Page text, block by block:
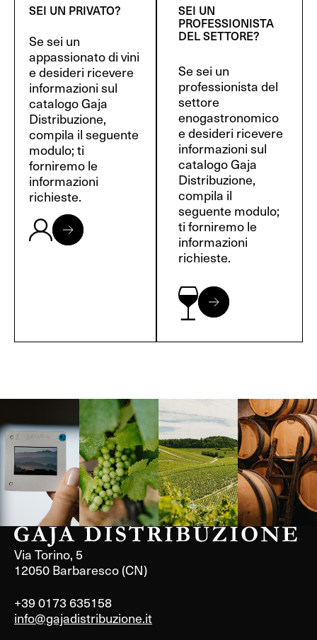
SEI UN PRIVATO?
Se sei un
appassionato di vini
e desideri ricevere
informazioni sul
catalogo Gaja
Distribuzione,
compila il seguente
modulo; ti
forniremo le
informazioni
richieste.
SEI UN
PROFESSIONISTA
DEL SETTORE?
Se sei un
professionista del
settore
enogastronomico
e desideri ricevere
informazioni sul
catalogo Gaja
Distribuzione,
compila il
seguente modulo;
ti forniremo le
informazioni
richieste.
Borgogna,
Francia
Borgogna,
Francia
Instagram
Via Torino, 5
12050 Barbaresco (CN)
+39 0173 635158
info@gajadistribuzione.it